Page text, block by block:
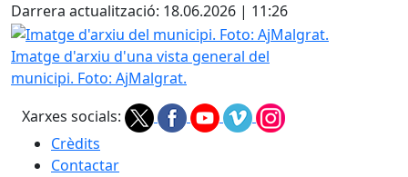
Darrera actualització: 18.06.2026 | 11:26
Imatge d'arxiu del municipi. Foto: AjMalgrat.
Imatge d'arxiu d'una vista general del
municipi. Foto: AjMalgrat.
Xarxes socials:
Crèdits
Contactar